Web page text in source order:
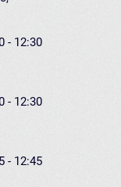
- 12:30
- 12:30
- 12:45